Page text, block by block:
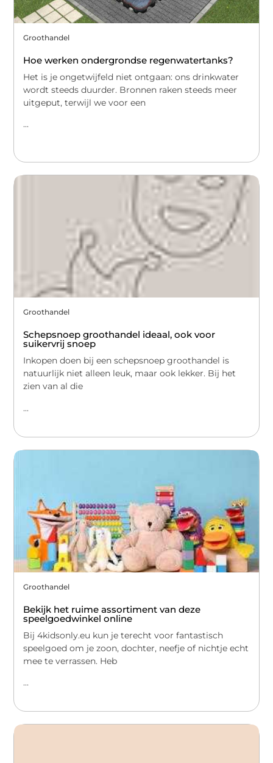
Groothandel
Hoe werken ondergrondse regenwatertanks?
Het is je ongetwijfeld niet ontgaan: ons drinkwater
wordt steeds duurder. Bronnen raken steeds meer
uitgeput, terwijl we voor een
...
Groothandel
Schepsnoep groothandel ideaal, ook voor
suikervrij snoep
Inkopen doen bij een schepsnoep groothandel is
natuurlijk niet alleen leuk, maar ook lekker. Bij het
zien van al die
...
Groothandel
Bekijk het ruime assortiment van deze
speelgoedwinkel online
Bij 4kidsonly.eu kun je terecht voor fantastisch
speelgoed om je zoon, dochter, neefje of nichtje echt
mee te verrassen. Heb
...